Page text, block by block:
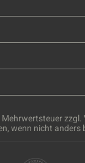
zzgl.
wenn nicht anders